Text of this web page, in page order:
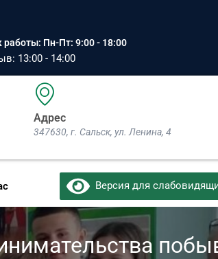
работы: Пн-Пт: 9:00 - 18:00
13:00 - 14:00
Адрес
347630, г. Сальск, ул. Ленина, 4​
Версия для